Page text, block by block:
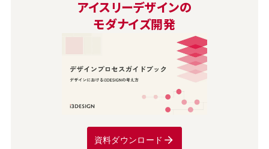
アイスリーデザインの
モダナイズ開発
資料ダウンロード